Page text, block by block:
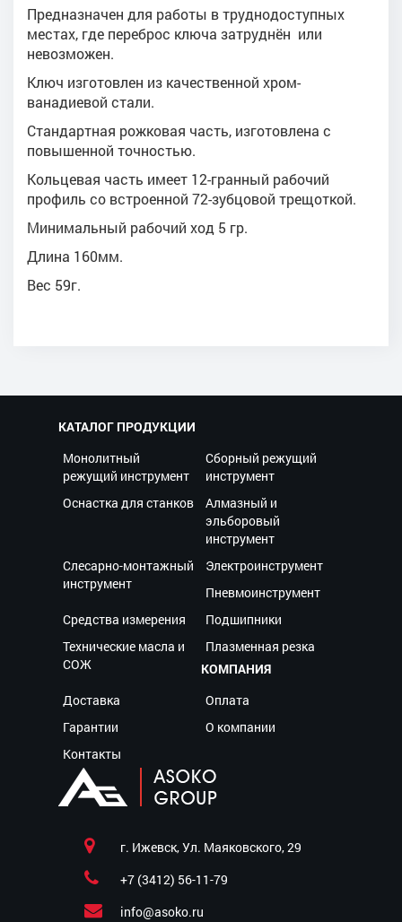
Предназначен для работы в труднодоступных
местах, где переброс ключа затруднён или
невозможен.
Ключ изготовлен из качественной хром-
ванадиевой стали.
Стандартная рожковая часть, изготовлена с
повышенной точностью.
Кольцевая часть имеет 12-гранный рабочий
профиль со встроенной 72-зубцовой трещоткой.
Минимальный рабочий ход 5 гр.
Длина 160мм.
Вес 59г.
КАТАЛОГ ПРОДУКЦИИ
Монолитный
режущий инструмент
Сборный режущий
инструмент
Оснастка для станков
Алмазный и
эльборовый
инструмент
Слесарно-монтажный
инструмент
Электроинструмент
Пневмоинструмент
Средства измерения
Подшипники
Технические масла и
СОЖ
Плазменная резка
КОМПАНИЯ
Доставка
Оплата
Гарантии
О компании
Контакты
г. Ижевск, Ул. Маяковского, 29
+7 (3412) 56-11-79
info@asoko.ru